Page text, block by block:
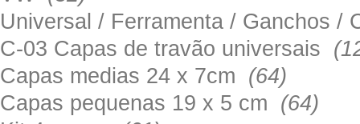
Universal / Ferramenta / Ganchos
C-03 Capas de travão universais
Capas medias 24 x 7cm (64)
Capas pequenas 19 x 5 cm (64)